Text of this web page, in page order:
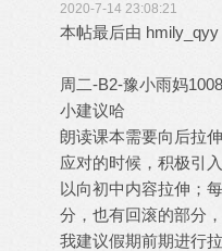
2020-7-14 23:08:21
本帖最后由
周二-B2-豫小雨妈
小建议哈
朗读课本需要向后拉
应对的时候，积极引
以向初中内容拉伸；
分，也有回滚的部分，
我建议假期前期进行